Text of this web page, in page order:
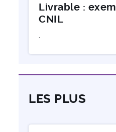
Livrable :
CNIL
LES PLUS